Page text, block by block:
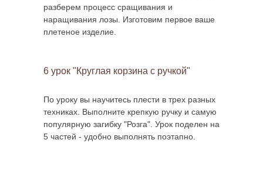
разберем процесс сращивания и
наращивания лозы. Изготовим первое ваше
плетеное изделие.
6 урок "Круглая корзина с ручкой"
По уроку вы научитесь плести в трех разных
техниках. Выполните крепкую ручку и самую
популярную загибку "Розга". Урок поделен на
5 частей - удобно выполнять поэтапно.